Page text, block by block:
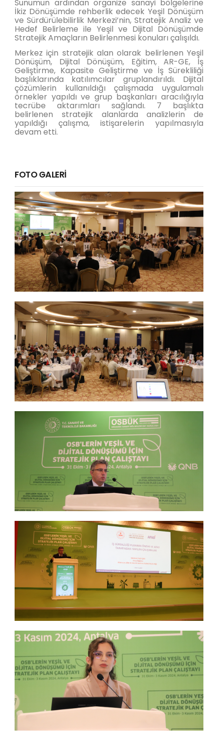
Sunumun ardından organize sanayi bölgelerine
İkiz Dönüşümde rehberlik edecek Yeşil Dönüşüm
ve Sürdürülebilirlik Merkezi’nin, Stratejik Analiz ve
Hedef Belirleme ile Yeşil ve Dijital Dönüşümde
Stratejik Amaçların Belirlenmesi konuları çalışıldı.
Merkez için stratejik alan olarak belirlenen Yeşil
Dönüşüm, Dijital Dönüşüm, Eğitim, AR-GE, İş
Geliştirme, Kapasite Geliştirme ve İş Sürekliliği
başlıklarında katılımcılar gruplandırıldı. Dijital
çözümlerin kullanıldığı çalışmada uygulamalı
örnekler yapıldı ve grup başkanları aracılığıyla
tecrübe aktarımları sağlandı. 7 başlıkta
belirlenen stratejik alanlarda analizlerin de
yapıldığı çalışma, istişarelerin yapılmasıyla
devam etti.
FOTO GALERİ